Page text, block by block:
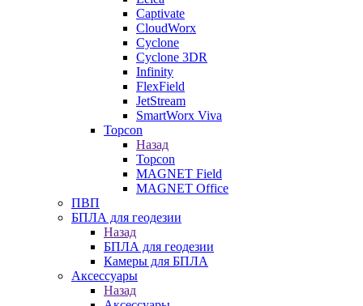
Captivate
CloudWorx
Cyclone
Cyclone 3DR
Infinity
FlexField
JetStream
SmartWorx Viva
Topcon
Назад
Topcon
MAGNET Field
MAGNET Office
ПВП
БПЛА для геодезии
Назад
БПЛА для геодезии
Камеры для БПЛА
Аксессуары
Назад